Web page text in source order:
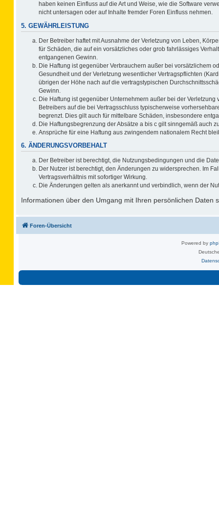
haben keinen Einfluss auf die Art und Weise, wie die Software
nicht untersagen oder auf Inhalte fremder Foren Einfluss nehmen.
5. GEWÄHRLEISTUNG
Der Betreiber haftet mit Ausnahme der Verletzung von Leben,
für Schäden, die auf ein vorsätzliches oder grob fahrlässiges
entgangenen Gewinn.
Die Haftung ist gegenüber Verbrauchern außer bei vorsätzlichem
Gesundheit und der Verletzung wesentlicher Vertragspflichten
übrigen der Höhe nach auf die vertragstypischen
Gewinn.
Die Haftung ist gegenüber Unternehmern außer bei der
Betreibers auf die bei Vertragsschluss typischerweise
begrenzt. Dies gilt auch für mittelbare Schäden, insbesondere
Die Haftungsbegrenzung der Absätze a bis c gilt sinngemäß auch
Ansprüche für eine Haftung aus zwingendem nationalem Recht
6. ÄNDERUNGSVORBEHALT
Der Betreiber ist berechtigt, die Nutzungsbedingungen und die
Der Nutzer ist berechtigt, den Änderungen zu widersprechen. Im
Vertragsverhältnis mit sofortiger Wirkung.
Die Änderungen gelten als anerkannt und verbindlich, wenn der
Informationen über den Umgang mit Ihren persönlichen Daten
Foren-Übersicht
Powered by